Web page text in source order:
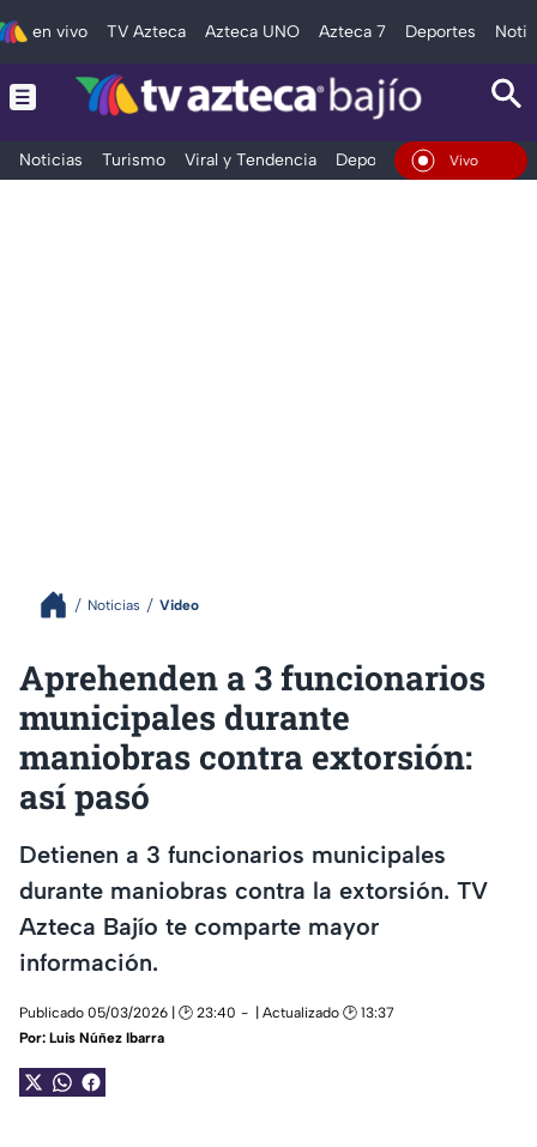
en vivo TV Azteca Azteca UNO Azteca 7 Deportes
Noticias Turismo Viral y Tendencia Deportes Espectáculos
En Vivo
Noticias Video
Aprehenden a 3 funcionarios
municipales durante
maniobras contra extorsión:
así pasó
Detienen a 3 funcionarios municipales
durante maniobras contra la extorsión. TV
Azteca Bajío te comparte mayor
información.
Publicado 05/03/2026 | 🕑 23:40
| Actualizado 🕑 13:37
Por: Luis Núñez Ibarra